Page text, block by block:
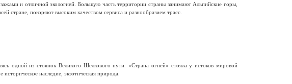
и отличной экологией. Большую часть территории страны занимают Альпийские горы,
стране, покоряют высоким качеством сервиса и разнообразием трасс.
одной из стоянок Великого Шелкового пути. «Страна огней» стояла у истоков мировой
наследие, экзотическая природа.